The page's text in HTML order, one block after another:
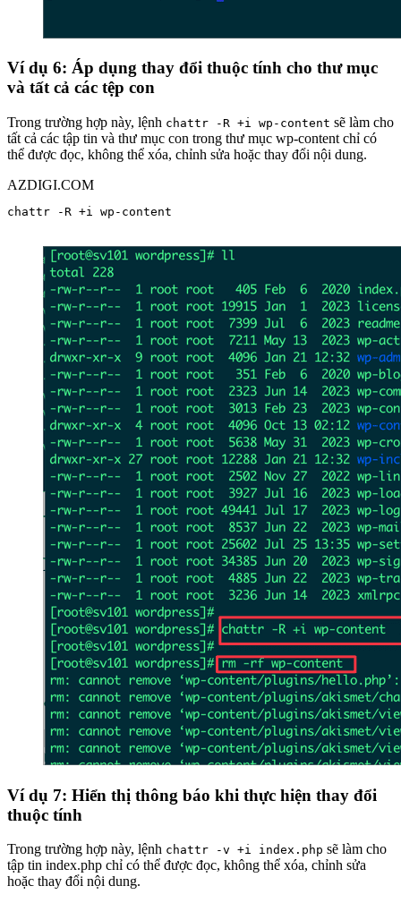
Ví dụ 6: Áp dụng thay đổi thuộc tính cho thư mục
và tất cả các tệp con
Trong trường hợp này, lệnh chattr -R +i wp-content sẽ làm cho
tất cả các tập tin và thư mục con trong thư mục wp-content chỉ có
thể được đọc, không thể xóa, chỉnh sửa hoặc thay đổi nội dung.
AZDIGI.COM
chattr -R +i wp-content
Ví dụ 7: Hiển thị thông báo khi thực hiện thay đổi
thuộc tính
Trong trường hợp này, lệnh chattr -v +i index.php sẽ làm cho
tập tin index.php chỉ có thể được đọc, không thể xóa, chỉnh sửa
hoặc thay đổi nội dung.